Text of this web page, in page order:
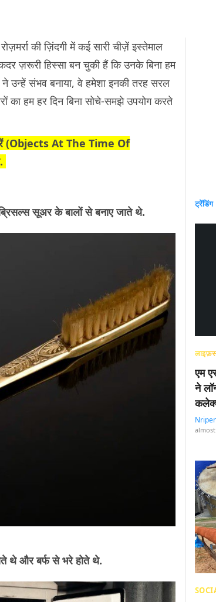
की ज़िंदगी में कई सारी चीज़ें इस्तेमाल
ज़रूरी हिस्सा बन चुकी हैं कि उनके बिना हम
उन्हें संभव बनाया, वे हमेशा इनकी तरह सरल
का हम हर दिन बिना सोचे-समझे उपयोग करते
(Objects At The Time Of
सूअर के बालों से बनाए जाते थे.
थे और बर्फ से भरे होते थे.
ट्रेंडिंग
एम
ने